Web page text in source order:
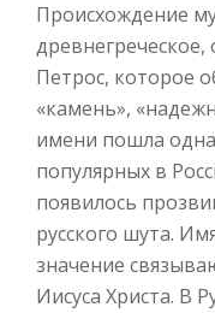
Происхождение
древнегреческое,
Петрос, которое
«камень»,
имени пошла
популярных в
появилось
русского шута.
значение
Иисуса Христа. В